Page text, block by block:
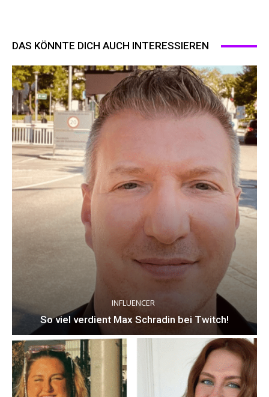
DAS KÖNNTE DICH AUCH INTERESSIEREN
INFLUENCER
So viel verdient Max Schradin bei Twitch!